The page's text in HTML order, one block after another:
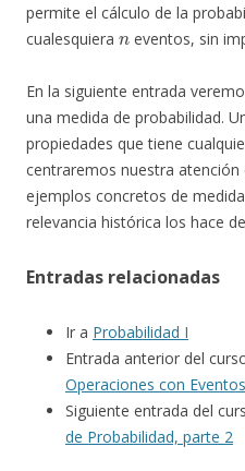
permite el cálculo de la
cualesquiera
n
eventos, sin
En la siguiente entrada
una medida de probabilidad.
propiedades que tiene
centraremos nuestra
ejemplos concretos de
relevancia histórica los hace
Entradas relacionadas
Ir a Probabilidad I
Entrada anterior del
Operaciones con Eventos
Siguiente entrada del
de Probabilidad, parte 2